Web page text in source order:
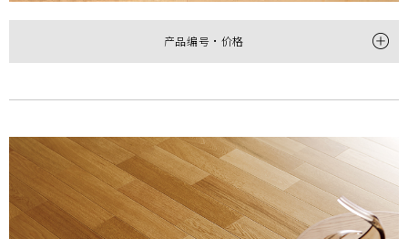
产品编号・价格
尺寸 (厚×宽×长㎜)
每梱包装数
(不含税)
12×145×1,818
12枚(約1坪＝3.16㎡)装
￥41,000/梱(￥12,980/㎡)
12×303×1,818
6枚(1坪＝3.3㎡)装
￥36,000/梱(￥10,910/